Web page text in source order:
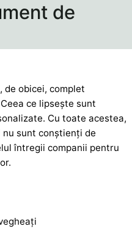
de
de obicei, complet
ce lipsește sunt
Cu toate acestea,
sunt conștienți de
întregii companii pentru